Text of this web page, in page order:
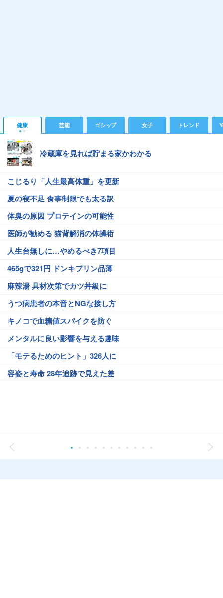
健康 芸能 ゴシップ 女子 トレンド
冷蔵庫を見れば貯まる家かわかる
こじるり「人生最高体重」を更新
夏の寝不足 食事制限でも太る訳
体臭の原因 プロテインの可能性
医師が勧める 猫背解消の体操術
人生台無しに…やめるべき7項目
465gで321円 ドンキプリン品薄
麻辣湯 具材次第でカツ丼級に
うつ病患者の本音とNGな接し方
キノコで血糖値スパイクを防ぐ
メンタルに良い影響を与える趣味
「モテるためのヒント」326人に
容姿と寿命 28年追跡で見えた差